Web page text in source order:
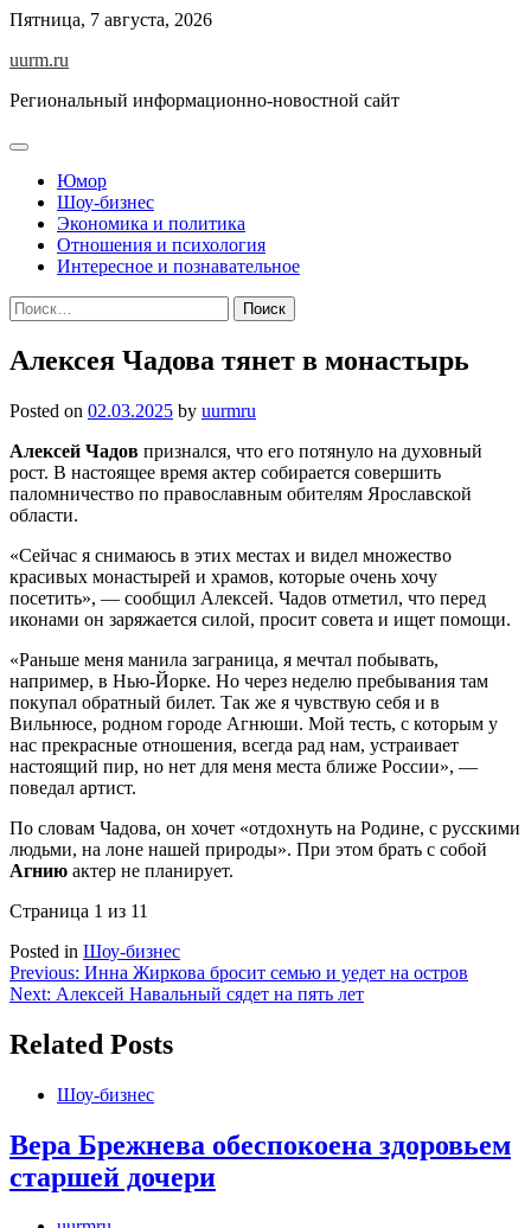
Skip
content
Пятница, 7 августа, 2026
uurm.ru
Региональный информационно-новостной сайт
Юмор
Шоу-бизнес
Экономика и политика
Отношения и психология
Интересное и познавательное
Найти:
Алексея Чадова тянет в монастырь
Posted on 02.03.2025 by uurmru
Алексей Чадов признался, что его потянуло на духовный
рост. В настоящее время актер собирается совершить
паломничество по православным обителям Ярославской
области.
«Сейчас я снимаюсь в этих местах и видел множество
красивых монастырей и храмов, которые очень хочу
посетить», — сообщил Алексей. Чадов отметил, что перед
иконами он заряжается силой, просит совета и ищет помощи.
«Раньше меня манила заграница, я мечтал побывать,
например, в Нью-Йорке. Но через неделю пребывания там
покупал обратный билет. Так же я чувствую себя и в
Вильнюсе, родном городе Агнюши. Мой тесть, с которым у
нас прекрасные отношения, всегда рад нам, устраивает
настоящий пир, но нет для меня места ближе России», —
поведал артист.
По словам Чадова, он хочет «отдохнуть на Родине, с русскими
людьми, на лоне нашей природы». При этом брать с собой
Агнию актер не планирует.
Страница 1 из 11
Posted in Шоу-бизнес
Навигация
по
записям
Previous: Инна Жиркова бросит семью и уедет на остров
Next: Алексей Навальный сядет на пять лет
Related Posts
Шоу-бизнес
Вера Брежнева обеспокоена здоровьем
старшей дочери